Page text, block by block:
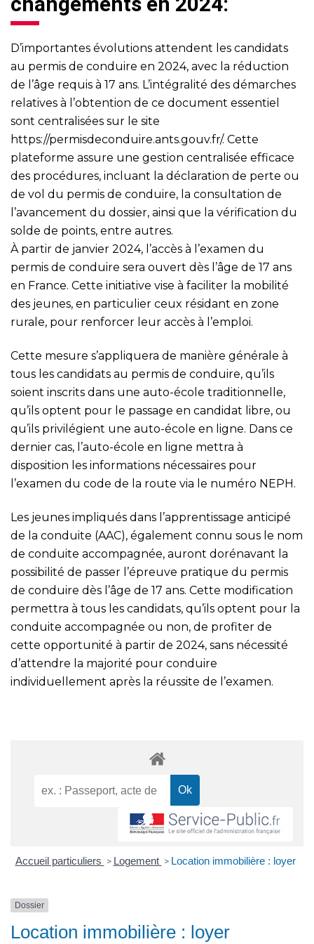
D’importantes évolutions attendent les candidats
au permis de conduire en 2024, avec la réduction
de l’âge requis à 17 ans. L’intégralité des démarches
relatives à l’obtention de ce document essentiel
sont centralisées sur le site
https://permisdeconduire.ants.gouv.fr/. Cette
plateforme assure une gestion centralisée efficace
des procédures, incluant la déclaration de perte ou
de vol du permis de conduire, la consultation de
l’avancement du dossier, ainsi que la vérification du
solde de points, entre autres.
À partir de janvier 2024, l’accès à l’examen du
permis de conduire sera ouvert dès l’âge de 17 ans
en France. Cette initiative vise à faciliter la mobilité
des jeunes, en particulier ceux résidant en zone
rurale, pour renforcer leur accès à l’emploi.
Cette mesure s’appliquera de manière générale à
tous les candidats au permis de conduire, qu’ils
soient inscrits dans une auto-école traditionnelle,
qu’ils optent pour le passage en candidat libre, ou
qu’ils privilégient une auto-école en ligne. Dans ce
dernier cas, l’auto-école en ligne mettra à
disposition les informations nécessaires pour
l’examen du code de la route via le numéro NEPH.
Les jeunes impliqués dans l’apprentissage anticipé
de la conduite (AAC), également connu sous le nom
de conduite accompagnée, auront dorénavant la
possibilité de passer l’épreuve pratique du permis
de conduire dès l’âge de 17 ans. Cette modification
permettra à tous les candidats, qu’ils optent pour la
conduite accompagnée ou non, de profiter de
cette opportunité à partir de 2024, sans nécessité
d’attendre la majorité pour conduire
individuellement après la réussite de l’examen.
Accueil particuliers > Logement > Location immobilière : loyer
Dossier
Location immobilière : loyer